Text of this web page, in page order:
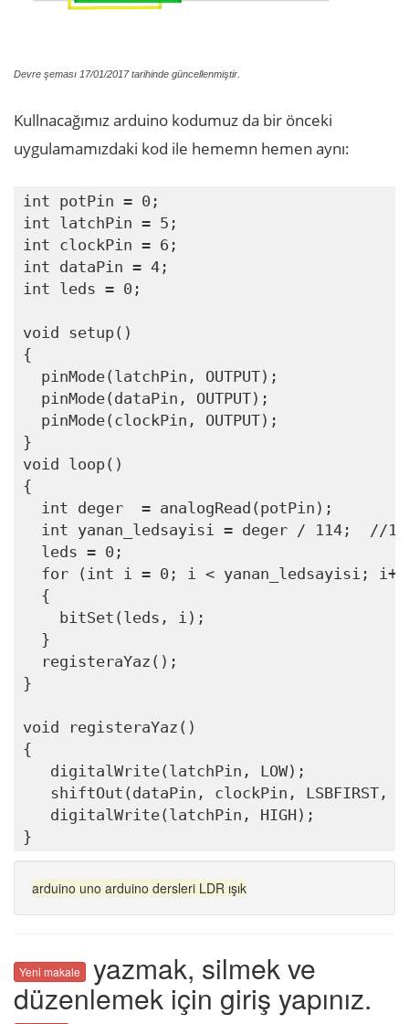
Devre şeması 17/01/2017 tarihinde güncellenmiştir.
Kullnacağımız arduino kodumuz da bir önceki
uygulamamızdaki kod ile hememn hemen aynı:
int potPin = 0;
int latchPin = 5;
int clockPin = 6;
int dataPin = 4;
int leds = 0;
void setup()
{
  pinMode(latchPin, OUTPUT);
  pinMode(dataPin, OUTPUT);
  pinMode(clockPin, OUTPUT);
}
void loop()
{
  int deger  = analogRead(potPin);
int yanan_ledsayisi = deger / 114;  //
  leds = 0;
for (int i = 0; i < yanan_ledsayisi;
  {
    bitSet(leds, i);
  }
  registeraYaz();
}
void registeraYaz()
{
   digitalWrite(latchPin, LOW);
shiftOut(dataPin, clockPin, LSBFIRST,
   digitalWrite(latchPin, HIGH);
}
arduino uno arduino dersleri LDR ışık
Yeni makale yazmak, silmek ve
düzenlemek için giriş yapınız.